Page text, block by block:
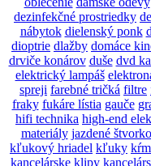
dezinfekčné prostriedky
nábytok dielenský ponk
dioptrie dlažby domáce
drviče konárov duše dvd
elektrický lampáš
spreji farebné tričká filtre
fraky fukáre lístia gauče
hifi technika high-end
materiály jazdené
kľukový hriadel kľuky
kancelárske klipy